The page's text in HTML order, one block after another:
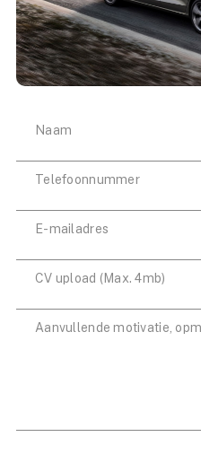
CV upload (Max. 4mb)